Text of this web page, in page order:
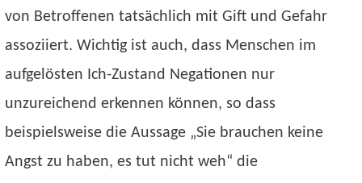
von Betroffenen tatsächlich mit Gift und Gefahr
assoziiert. Wichtig ist auch, dass Menschen im
aufgelösten Ich-Zustand Negationen nur
unzureichend erkennen können, so dass
beispielsweise die Aussage „Sie brauchen keine
Angst zu haben, es tut nicht weh“ die